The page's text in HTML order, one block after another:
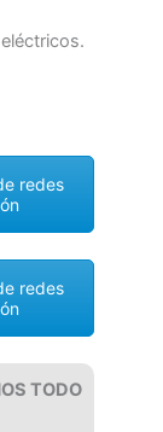
redes
redes
TODO